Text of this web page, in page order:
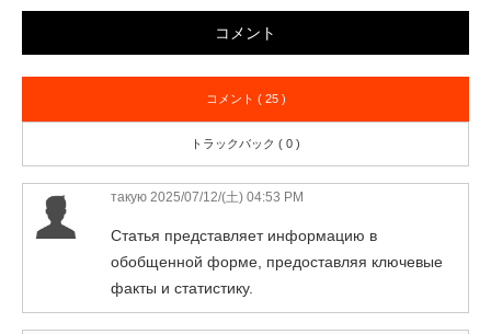
コメント
コメント ( 25 )
トラックバック ( 0 )
такую 2025/07/12/(土) 04:53 PM
Статья представляет информацию в
обобщенной форме, предоставляя ключевые
факты и статистику.